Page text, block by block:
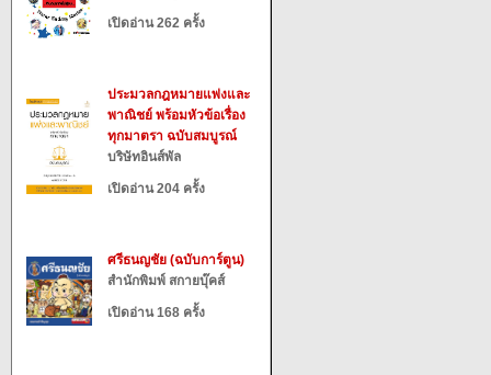
เปิดอ่าน 262 ครั้ง
ประมวลกฎหมายแพ่งและ
พาณิชย์ พร้อมหัวข้อเรื่อง
ทุกมาตรา ฉบับสมบูรณ์
บริษัทอินส์พัล
เปิดอ่าน 204 ครั้ง
ศรีธนญชัย (ฉบับการ์ตูน)
สำนักพิมพ์ สกายบุ๊คส์
เปิดอ่าน 168 ครั้ง